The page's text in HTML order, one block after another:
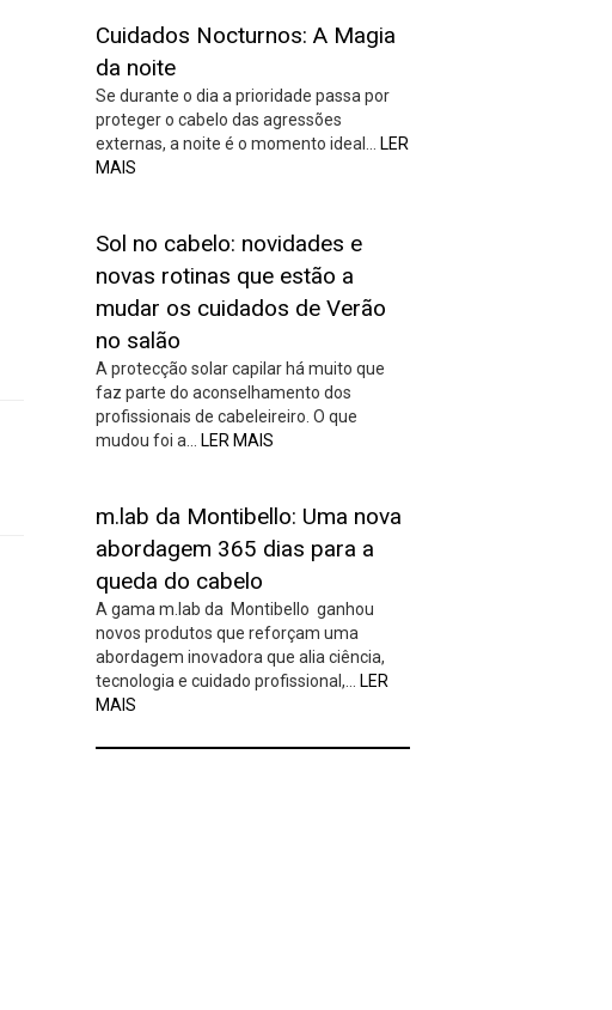
Cuidados Nocturnos: A Magia
da noite
Se durante o dia a prioridade passa por
proteger o cabelo das agressões
externas, a noite é o momento ideal…
LER
MAIS
Sol no cabelo: novidades e
novas rotinas que estão a
mudar os cuidados de Verão
no salão
A protecção solar capilar há muito que
faz parte do aconselhamento dos
profissionais de cabeleireiro. O que
mudou foi a…
LER MAIS
m.lab da Montibello: Uma nova
abordagem 365 dias para a
queda do cabelo
A gama m.lab da Montibello ganhou
novos produtos que reforçam uma
abordagem inovadora que alia ciência,
tecnologia e cuidado profissional,…
LER
MAIS